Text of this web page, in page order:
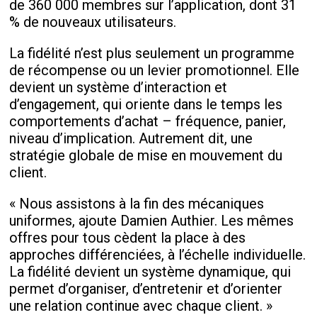
de 360 000 membres sur l’application, dont 31
% de nouveaux utilisateurs.
La fidélité n’est plus seulement un programme
de récompense ou un levier promotionnel. Elle
devient un système d’interaction et
d’engagement, qui oriente dans le temps les
comportements d’achat – fréquence, panier,
niveau d’implication. Autrement dit, une
stratégie globale de mise en mouvement du
client.
« Nous assistons à la fin des mécaniques
uniformes, ajoute Damien Authier. Les mêmes
offres pour tous cèdent la place à des
approches différenciées, à l’échelle individuelle.
La fidélité devient un système dynamique, qui
permet d’organiser, d’entretenir et d’orienter
une relation continue avec chaque client. »